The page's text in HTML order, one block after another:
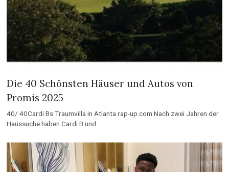
Die 40 Schönsten Häuser und Autos von
Promis 2025
40/ 40Cardi Bs Traumvilla in Atlanta rap-up.com Nach zwei Jahren der
Haussuche haben Cardi B und